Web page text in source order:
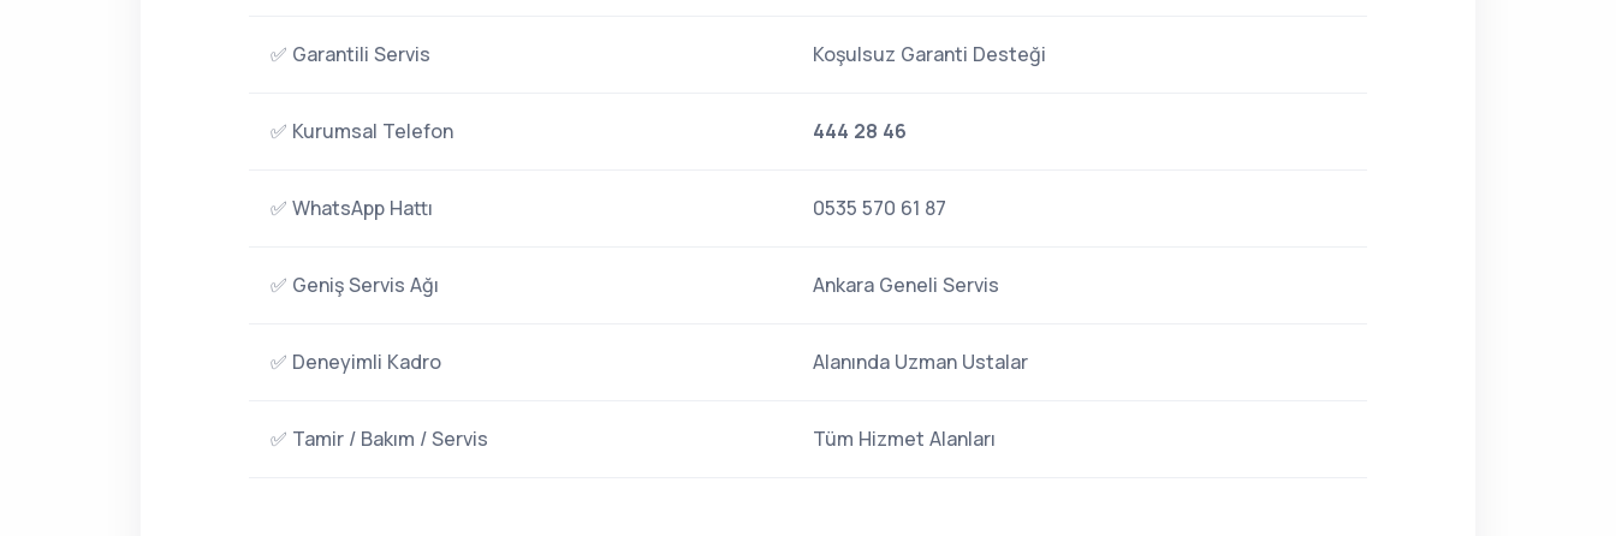
✅ Garantili Servis Koşulsuz Garanti Desteği
✅ Kurumsal Telefon 444 28 46
✅ WhatsApp Hattı 0535 570 61 87
✅ Geniş Servis Ağı Ankara Geneli Servis
✅ Deneyimli Kadro Alanında Uzman Ustalar
✅ Tamir / Bakım / Servis Tüm Hizmet Alanları